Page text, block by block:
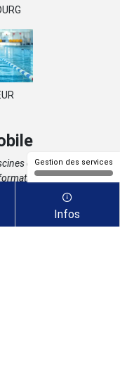
Infos
de la ville de Metz !
activités, et
application !
Gestion des services